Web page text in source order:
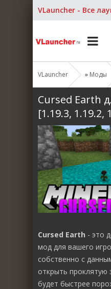
VLauncher - Все
VLauncher » Моды
Cursed Earth
[1.19.3, 1.19.2,
Cursed Earth - это
мод для вашего
собственно с
открыть
будет быстрее